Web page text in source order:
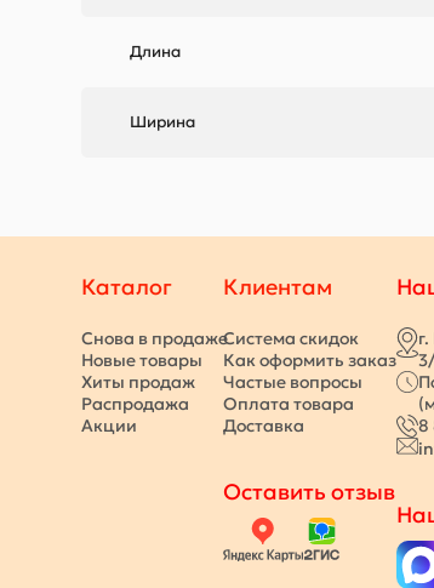
Длина
Ширина
Каталог
Снова в продаже
Новые товары
Хиты продаж
Распродажа
Акции
Клиентам
Система скидок
Как оформить заказ
Частые вопросы
Оплата товара
Доставка
Оставить отзыв
8